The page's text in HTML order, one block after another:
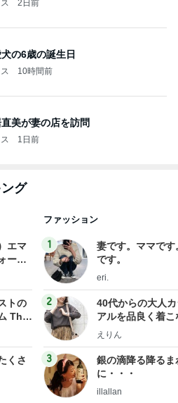
2日前
の6歳の誕生日
10時間前
美が妻の店を訪問
1日前
グ
エマ
ー会
イ
トの
The
bea
くさ
ファッション
1
妻です。ママです
です。
eri.
2
40代からの大人
アルを品良く着こ
ファッションブロ
えりん
3
銀の滴降る降るま
に・・・
illallan